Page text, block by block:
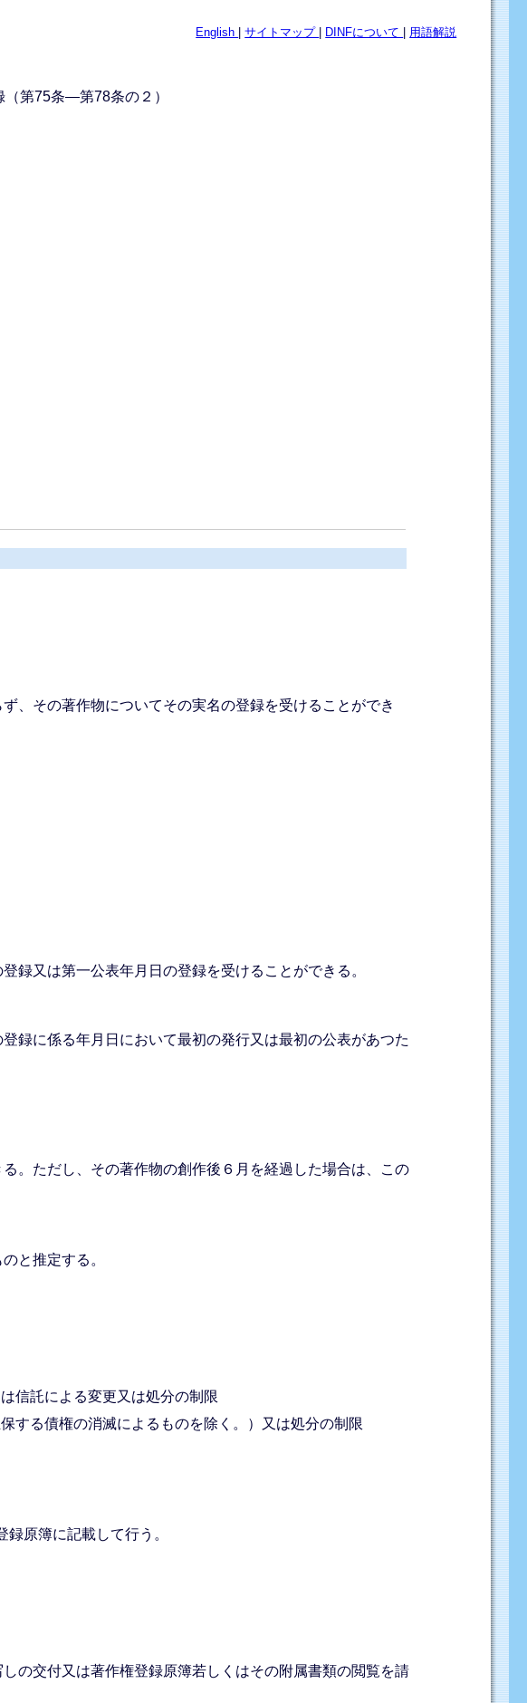
English |サイトマップ DINFについて 用語解説
第75条―第78条の２）
、その著作物についてその実名の登録を受けることができ
録又は第一公表年月日の登録を受けることができる。
録に係る年月日において最初の発行又は最初の公表があつた
。ただし、その著作物の創作後６月を経過した場合は、この
と推定する。
信託による変更又は処分の制限
する債権の消滅によるものを除く。）又は処分の制限
原簿に記載して行う。
の交付又は著作権登録原簿若しくはその附属書類の閲覧を請